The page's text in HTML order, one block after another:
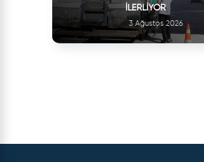
İLERLIYOR
3 Ağustos 2026